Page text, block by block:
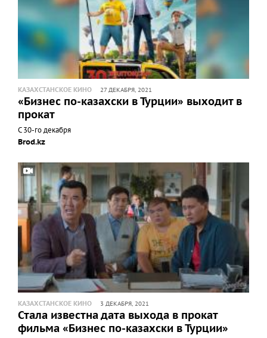
КАЗАХСТАНСКОЕ КИНО 27 ДЕКАБРЯ, 2021
«Бизнес по-казахски в Турции» выходит в
прокат
С 30-го декабря
Brod.kz
КАЗАХСТАНСКОЕ КИНО 3 ДЕКАБРЯ, 2021
Стала известна дата выхода в прокат
фильма «Бизнес по-казахски в Турции»